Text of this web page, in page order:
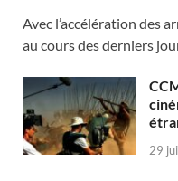
Avec l’accélération des
au cours des derniers
29